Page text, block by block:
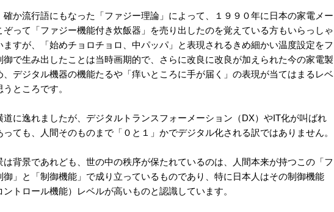
確か流行語にもなった「ファジー理論」によって、１９９０年に日本の家電メー
ぞって「ファジー機能付き炊飯器」を売り出したのを覚えている方もいらっしゃ
ますが、「始めチョロチョロ、中パッパ」と表現されるきめ細かい温度設定をフ
御で生み出したことは当時画期的で、さらに改良に改良が加えられた今の家電製
、デジタル機器の機能たるや「痒いところに手が届く」の表現が当てはまるレベ
うところです。
道に逸れましたが、デジタルトランスフォーメーション（DX）やIT化が叫ばれ
っても、人間そのものまで「０と１」かでデジタル化される訳ではありません。
は背景であれども、世の中の秩序が保たれているのは、人間本来が持つこの「フ
御」と「制御機能」で成り立っているものであり、特に日本人はその制御機能
ントロール機能）レベルが高いものと認識しています。